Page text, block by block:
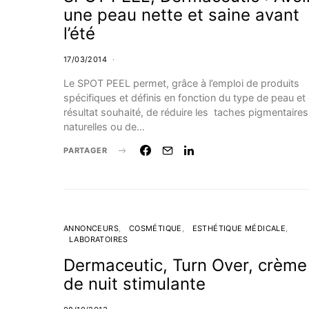
une peau nette et saine avant
l’été
17/03/2014
Le SPOT PEEL permet, grâce à l’emploi de produits
spécifiques et définis en fonction du type de peau et
résultat souhaité, de réduire les taches pigmentaires
naturelles ou de…
PARTAGER
ANNONCEURS COSMÉTIQUE
ESTHÉTIQUE MÉDICALE
LABORATOIRES
Dermaceutic, Turn Over, crème
de nuit stimulante